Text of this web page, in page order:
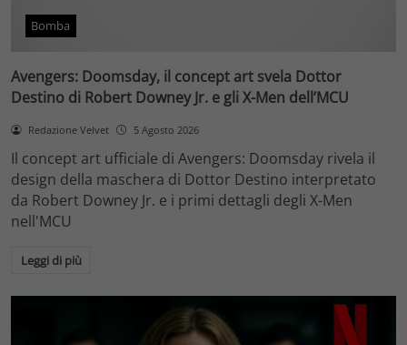
Bomba
Avengers: Doomsday, il concept art svela Dottor
Destino di Robert Downey Jr. e gli X-Men dell’MCU
Redazione Velvet 5 Agosto 2026
Il concept art ufficiale di Avengers: Doomsday rivela il
design della maschera di Dottor Destino interpretato
da Robert Downey Jr. e i primi dettagli degli X-Men
nell'MCU
Leggi di più